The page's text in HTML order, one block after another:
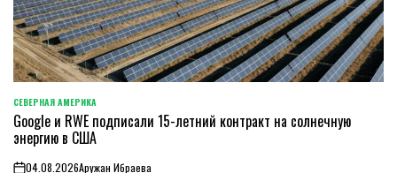
ОПУБЛИКОВАНО
В
СЕВЕРНАЯ АМЕРИКА
Google и RWE подписали 15-летний контракт на солнечную
энергию в США
04.08.2026Аружан Ибраева